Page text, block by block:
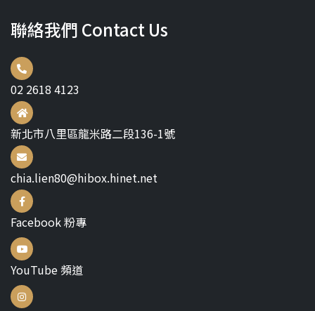
聯絡我們 Contact Us
02 2618 4123
新北市八里區龍米路二段136-1號
chia.lien80@hibox.hinet.net
Facebook 粉專
YouTube 頻道